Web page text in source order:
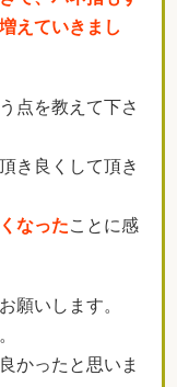
えていきまし
点を教えて下さ
き良くして頂き
なったことに感
願いします。
かったと思いま